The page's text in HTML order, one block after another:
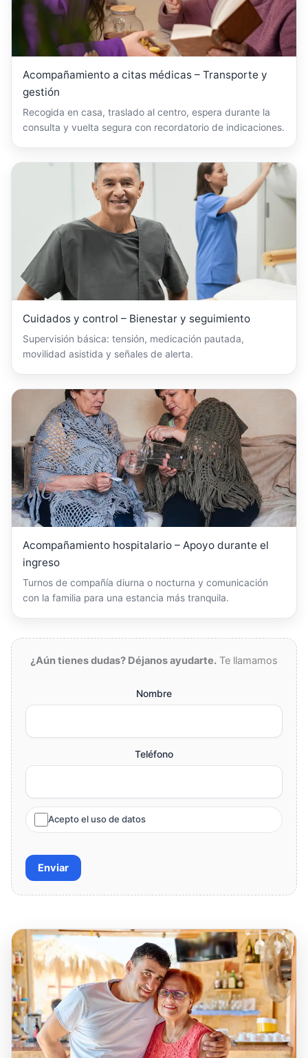
Acompañamiento a citas médicas – Transporte y
gestión
Recogida en casa, traslado al centro, espera durante la
consulta y vuelta segura con recordatorio de indicaciones.
Cuidados y control – Bienestar y seguimiento
Supervisión básica: tensión, medicación pautada,
movilidad asistida y señales de alerta.
Acompañamiento hospitalario – Apoyo durante el
ingreso
Turnos de compañía diurna o nocturna y comunicación
con la familia para una estancia más tranquila.
¿Aún tienes dudas? Déjanos ayudarte. Te llamamos
Nombre
Teléfono
Acepto el uso de datos
Enviar